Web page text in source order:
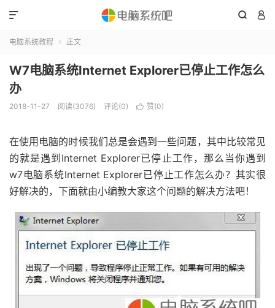
 

电脑系统教程  正文
W7电脑系统Internet Explorer已停止工作怎么
办
2018-11-27 阅读(3076) 评论(0)  赞(0)
在使用电脑的时候我们总是会遇到一些问题，其中比较常见
的就是遇到Internet Explorer已停止工作，那么当你遇到
w7电脑系统Internet Explorer已停止工作怎么办？其实很
好解决的，下面就由小编教大家这个问题的解决方法吧！